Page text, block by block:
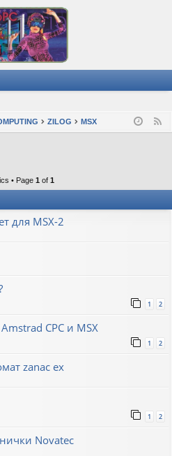
ZILOG MSX
• Page 1 of 1
для MSX-2
1 2
CPC и MSX
1 2
zanac ex
1 2
Novatec